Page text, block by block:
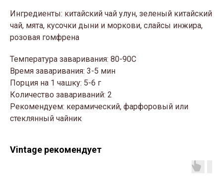
Ингредиенты: китайский чай улун, зеленый китайский
чай, мята, кусочки дыни и моркови, слайсы инжира,
розовая гомфрена
Температура заваривания: 80-90С
Время заваривания: 3-5 мин
Порция на 1 чашку: 5-6 г
Количество завариваний: 2
Рекомендуем: керамический, фарфоровый или
стеклянный чайник
Vintage рекомендует